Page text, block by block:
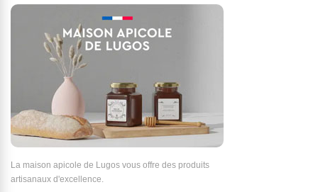
La maison apicole de Lugos vous offre des produits
artisanaux d'excellence.